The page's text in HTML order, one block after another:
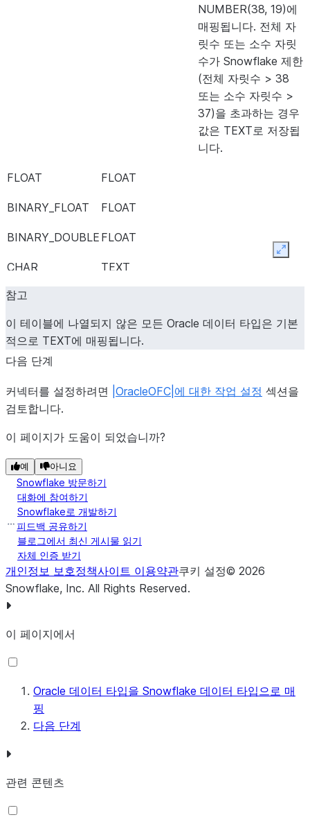
NUMBER(38, 19)에
매핑됩니다. 전체 자
릿수 또는 소수 자릿
수가 Snowflake 제한
(전체 자릿수 > 38
또는 소수 자릿수 >
37)을 초과하는 경우
값은 TEXT로 저장됩
니다.
FLOAT FLOAT
BINARY_FLOAT FLOAT
BINARY_DOUBLE FLOAT
CHAR TEXT
VARCHAR2
NCHAR TEXT
NVARCHAR2
CLOB TEXT
Snowflake의 최대 입
LONG TEXT
DATE TIMESTAMP_NTZ
TIMESTAMP TIMESTAMP_NTZ
TIMESTAMP
ZONE
TIMESTAMP
WITH LOCAL
TIME ZONE
INTERVAL
TO MONTH
INTERVAL DAY
참고
이 테이블에 나열되지 않은 모든 Oracle 데이터 타입은 기본
적으로 TEXT에 매핑됩니다.
다음 단계
커넥터를 설정하려면 |OracleOFC|에 대한 작업 설정 섹션을
검토합니다.
이 페이지가 도움이 되었습니까?
예 아니요
Snowflake 방문하기
대화에 참여하기
Snowflake로 개발하기
피드백 공유하기
블로그에서 최신 게시물 읽기
자체 인증 받기
개인정보 보호정책사이트 이용약관쿠키 설정© 2026
Snowflake, Inc. All Rights Reserved.
이 페이지에서
Oracle 데이터 타입을 Snowflake 데이터 타입으로 매
핑
다음 단계
관련 콘텐츠